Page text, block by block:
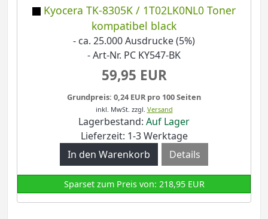
Kyocera TK-8305K / 1T02LK0NL0 Toner
kompatibel black
- ca. 25.000 Ausdrucke (5%)
- Art-Nr. PC KY547-BK
59,95 EUR
Grundpreis: 0,24 EUR pro 100 Seiten
inkl. MwSt. zzgl. Versand
Lagerbestand: Auf Lager
Lieferzeit: 1-3 Werktage
Details
Sparset zum Preis von: 218,95 EUR